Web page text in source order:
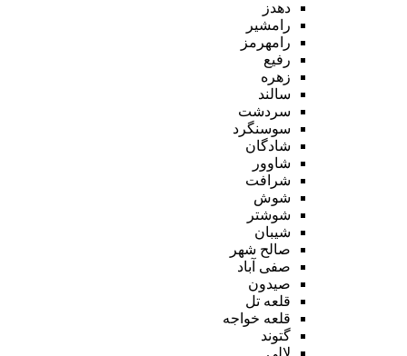
دهدز
رامشیر
رامهرمز
رفیع
زهره
سالند
سردشت
سوسنگرد
شادگان
شاوور
شرافت
شوش
شوشتر
شیبان
صالح شهر
صفی آباد
صیدون
قلعه تل
قلعه خواجه
گتوند
لالی